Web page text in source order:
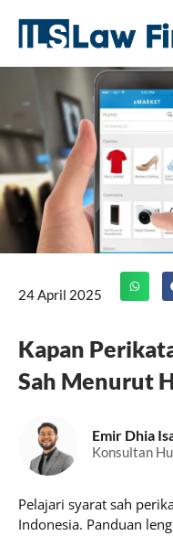
content
24 April 2025
Kapan
Sah Menurut
Emir Dhia
Konsultan
Pelajari syarat sah
Indonesia. Panduan